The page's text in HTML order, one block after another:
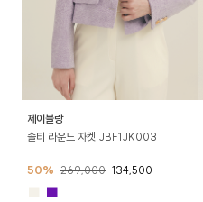
제이블랑
솔티 라운드 자켓 JBF1JK003
50% 269,000 134,500
■